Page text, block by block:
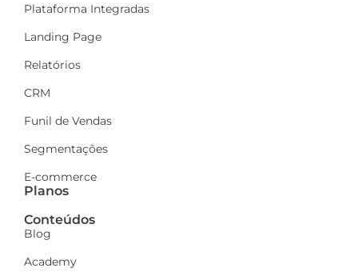
Plataforma Integradas
Landing Page
Relatórios
CRM
Funil de Vendas
Segmentações
E-commerce
Planos
Conteúdos
Blog
Academy